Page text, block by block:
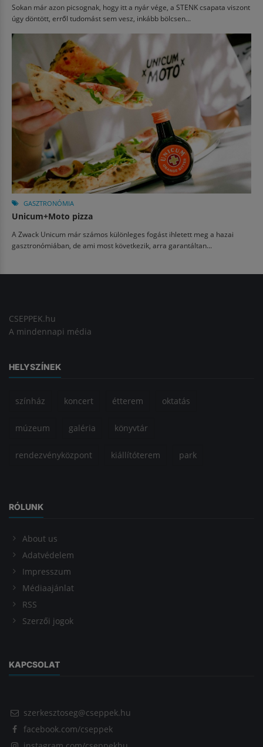
Sokan már azon picsognak, hogy itt a nyár vége, a STENK csapata viszont
úgy döntött, erről tudomást sem vesz, inkább bölcsen...
GASZTRONÓMIA
Unicum+Moto pizza
A Zwack Unicum már számos különleges fogást ihletett meg a hazai
gasztronómiában, de ami most következik, arra garantáltan...
CSEPPEK.hu
A mindennapi média
HELYSZÍNEK
színház koncert étterem oktatás
múzeum galéria könyvtár
rendezvényközpont kiállítóterem park
RÓLUNK
About us
Adatvédelem
Impresszum
Médiaajánlat
RSS
Szerzői jogok
KAPCSOLAT
szerkesztoseg@cseppek.hu
facebook.com/cseppek